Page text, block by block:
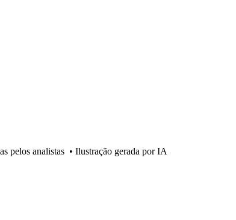
pelos analistas • Ilustração gerada por IA